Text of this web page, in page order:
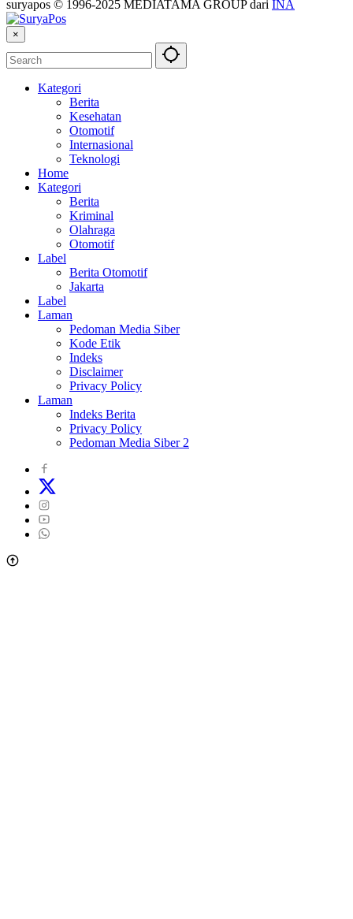
suryapos © 1996-2025 MEDIATAMA GROUP dari INA
×
Kategori
Berita
Kesehatan
Otomotif
Internasional
Teknologi
Home
Kategori
Berita
Kriminal
Olahraga
Otomotif
Label
Berita Otomotif
Jakarta
Label
Laman
Pedoman Media Siber
Kode Etik
Indeks
Disclaimer
Privacy Policy
Laman
Indeks Berita
Privacy Policy
Pedoman Media Siber 2